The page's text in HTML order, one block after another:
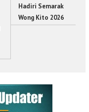
Hadiri Semarak
Wong Kito 2026